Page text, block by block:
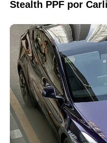
Stealth PPF por